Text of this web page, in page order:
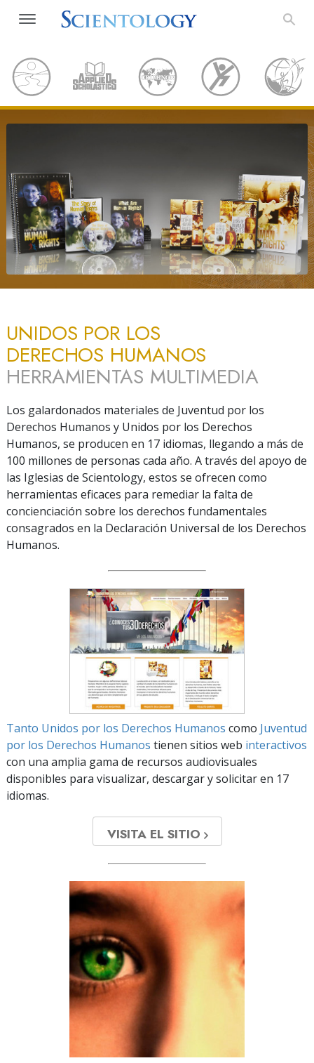
UNIDOS POR LOS
DERECHOS HUMANOS
HERRAMIENTAS MULTIMEDIA
Los galardonados materiales de Juventud por los
Derechos Humanos y Unidos por los Derechos
Humanos, se producen en 17 idiomas, llegando a más de
100 millones de personas cada año. A través del apoyo de
las Iglesias de Scientology, estos se ofrecen como
herramientas eficaces para remediar la falta de
concienciación sobre los derechos fundamentales
consagrados en la Declaración Universal de los Derechos
Humanos.
Tanto Unidos por los Derechos Humanos como Juventud
por los Derechos Humanos tienen sitios web interactivos
con una amplia gama de recursos audiovisuales
disponibles para visualizar, descargar y solicitar en 17
idiomas.
VISITA EL SITIO